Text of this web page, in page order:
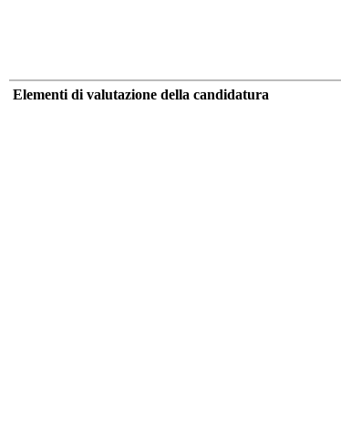
Elementi di valutazione della candidatura